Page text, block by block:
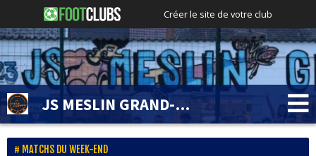
Créer le site de votre club
JS MESLIN GRAND-MARAIS
MATCHS DU WEEK-END